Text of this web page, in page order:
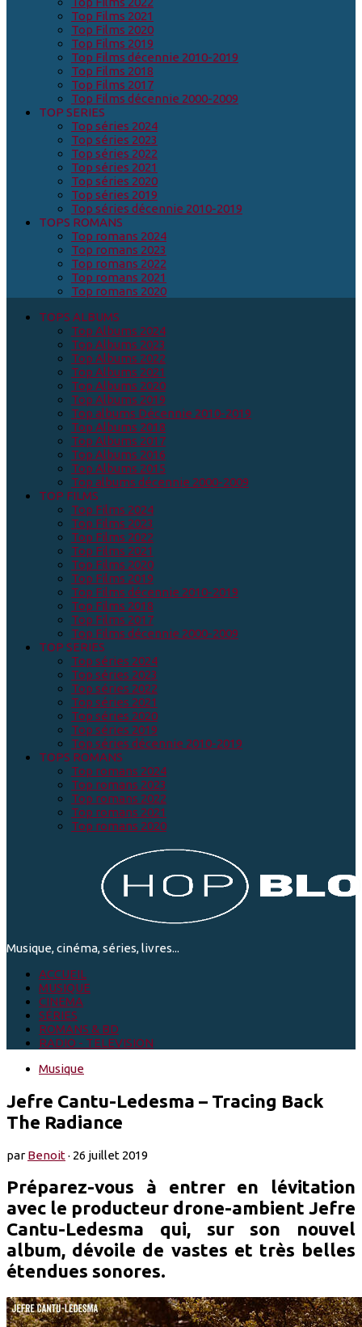
Top Films 2021
Top Films 2020
Top Films 2019
Top Films décennie 2010-2019
Top Films 2018
Top Films 2017
Top Films décennie 2000-2009
TOP SERIES
Top séries 2024
Top séries 2023
Top séries 2022
Top séries 2021
Top séries 2020
Top séries 2019
Top séries décennie 2010-2019
TOPS ROMANS
Top romans 2024
Top romans 2023
Top romans 2022
Top romans 2021
Top romans 2020
TOPS ALBUMS
Top Albums 2024
Top Albums 2023
Top Albums 2022
Top Albums 2021
Top Albums 2020
Top Albums 2019
Top albums Décennie 2010-2019
Top Albums 2018
Top Albums 2017
Top Albums 2016
Top Albums 2015
Top albums décennie 2000-2009
TOP FILMS
Top Films 2024
Top Films 2023
Top Films 2022
Top Films 2021
Top Films 2020
Top Films 2019
Top Films décennie 2010-2019
Top Films 2018
Top Films 2017
Top Films décennie 2000-2009
TOP SERIES
Top séries 2024
Top séries 2023
Top séries 2022
Top séries 2021
Top séries 2020
Top séries 2019
Top séries décennie 2010-2019
TOPS ROMANS
Top romans 2024
Top romans 2023
Top romans 2022
Top romans 2021
Top romans 2020
Musique, cinéma, séries, livres...
ACCUEIL
MUSIQUE
CINEMA
SÉRIES
ROMANS & BD
RADIO - TELEVISION
Musique
Jefre Cantu-Ledesma – Tracing Back
The Radiance
parBenoit· 26 juillet 2019
Préparez-vous à entrer en lévitation
avec le producteur drone-ambient Jefre
Cantu-Ledesma qui, sur son nouvel
album, dévoile de vastes et très belles
étendues sonores.